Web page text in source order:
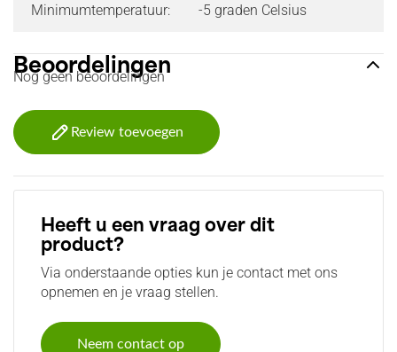
Minimumtemperatuur: -5 graden Celsius
Beoordelingen
Nog geen beoordelingen
Review toevoegen
Heeft u een vraag over dit
product?
Via onderstaande opties kun je contact met ons
opnemen en je vraag stellen.
Neem contact op